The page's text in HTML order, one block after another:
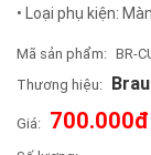
• Loại phụ kiện:
Mã sản phẩm: BR-
Thương hiệu:
Giá: 700.000đ